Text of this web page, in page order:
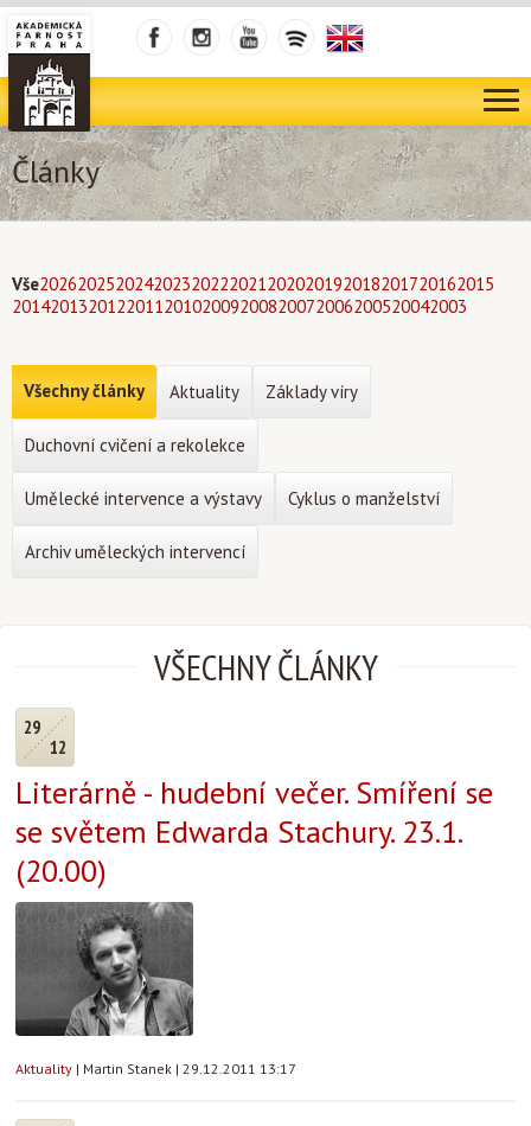
Články
Vše202620252024202320222021202020192018201720162015
201420132012201120102009200820072006200520042003
VŠECHNY ČLÁNKY
29
12
Literárně - hudební večer. Smíření se
se světem Edwarda Stachury. 23.1.
(20.00)
Aktuality | Martin Stanek | 29.12.2011 13:17
Všechny články Aktuality Základy víry
Duchovní cvičení a rekolekce
Umělecké intervence a výstavy Cyklus o manželství
Archiv uměleckých intervencí